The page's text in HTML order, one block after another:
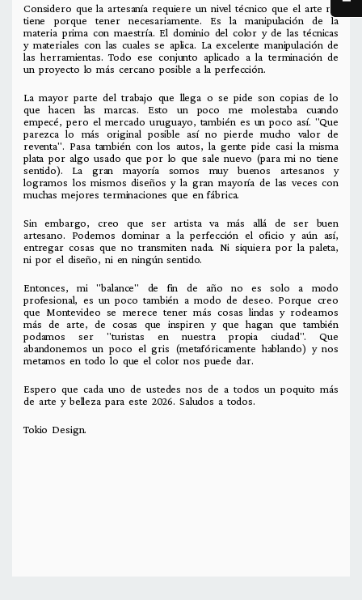
Considero que la artesanía requiere un nivel técnico que el arte no
tiene porque tener necesariamente. Es la manipulación de la
materia prima con maestría. El dominio del color y de las técnicas
y materiales con las cuales se aplica. La excelente manipulación de
las herramientas. Todo ese conjunto aplicado a la terminación de
un proyecto lo más cercano posible a la perfección.
La mayor parte del trabajo que llega o se pide son copias de lo
que hacen las marcas. Esto un poco me molestaba cuando
empecé, pero el mercado uruguayo, también es un poco así. "Que
parezca lo más original posible así no pierde mucho valor de
reventa". Pasa también con los autos, la gente pide casi la misma
plata por algo usado que por lo que sale nuevo (para mi no tiene
sentido). La gran mayoría somos muy buenos artesanos y
logramos los mismos diseños y la gran mayoría de las veces con
muchas mejores terminaciones que en fábrica.
Sin embargo, creo que ser artista va más allá de ser buen
artesano. Podemos dominar a la perfección el oficio y aún así,
entregar cosas que no transmiten nada. Ni siquiera por la paleta,
ni por el diseño, ni en ningún sentido.
Entonces, mi "balance" de fin de año no es solo a modo
profesional, es un poco también a modo de deseo. Porque creo
que Montevideo se merece tener más cosas lindas y rodearnos
más de arte, de cosas que inspiren y que hagan que también
podamos ser "turistas en nuestra propia ciudad". Que
abandonemos un poco el gris (metafóricamente hablando) y nos
metamos en todo lo que el color nos puede dar.
Espero que cada uno de ustedes nos de a todos un poquito más
de arte y belleza para este 2026. Saludos a todos.
Tokio Design.